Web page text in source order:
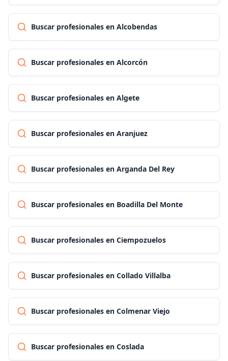
Buscar profesionales en Alcobendas
Buscar profesionales en Alcorcón
Buscar profesionales en Algete
Buscar profesionales en Aranjuez
Buscar profesionales en Arganda Del Rey
Buscar profesionales en Boadilla Del Monte
Buscar profesionales en Ciempozuelos
Buscar profesionales en Collado Villalba
Buscar profesionales en Colmenar Viejo
Buscar profesionales en Coslada